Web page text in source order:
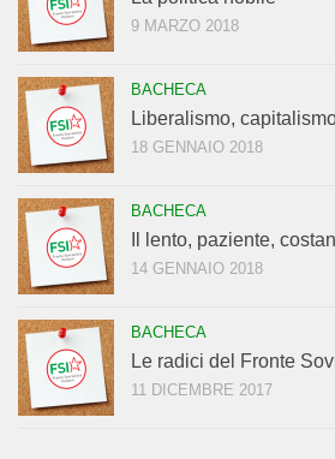
9 MARZO 2018
BACHECA
Liberalismo,
18 GENNAIO 2018
BACHECA
Il lento, paziente,
14 GENNAIO 2018
BACHECA
Le radici del Fronte
11 DICEMBRE 2017